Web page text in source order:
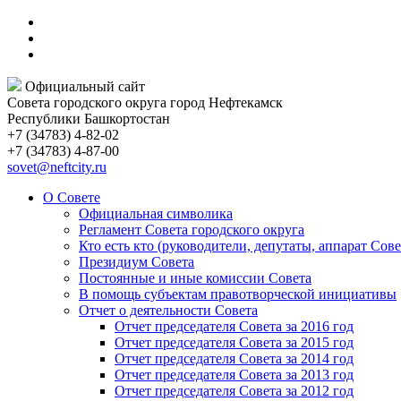
Официальный сайт
Совета городского округа город Нефтекамск
Республики Башкортостан
+7 (34783) 4-82-02
+7 (34783) 4-87-00
sovet@neftcity.ru
О Совете
Официальная символика
Регламент Совета городского округа
Кто есть кто (руководители, депутаты, аппарат
Президиум Совета
Постоянные и иные комиссии Совета
В помощь субъектам правотворческой инициативы
Отчет о деятельности Совета
Отчет председателя Совета за 2016 год
Отчет председателя Совета за 2015 год
Отчет председателя Совета за 2014 год
Отчет председателя Совета за 2013 год
Отчет председателя Совета за 2012 год